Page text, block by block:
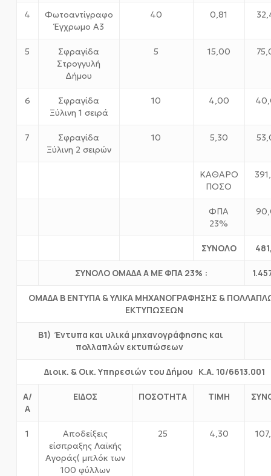
4
Φωτοαντίγραφο
Έγχρωμο Α3
40 0,81
5
Σφραγίδα
Στρογγυλή
Δήμου
5 15,00
6
Σφραγίδα
Ξύλινη 1 σειρά
10 4,00
7
Σφραγίδα
Ξύλινη 2 σειρών
10 5,30
ΚΑΘΑΡΟ
ΠΟΣΟ
ΦΠΑ
23%
ΣΥΝΟΛΟ
ΣΥΝΟΛΟ ΟΜΑΔΑ Α ΜΕ ΦΠΑ 23% :
ΟΜΑΔΑ Β ΕΝΤΥΠΑ & ΥΛΙΚΑ ΜΗΧΑΝΟΓΡΑΦΗΣΗΣ &
ΕΚΤΥΠΩΣΕΩΝ
Β1) Έντυπα και υλικά μηχανογράφησης και
πολλαπλών εκτυπώσεων
Διοικ. & Οικ. Υπηρεσιών του Δήμου Κ.Α. 10/6613.001
Α/
Α
ΕΙΔΟΣ ΠΟΣΟΤΗΤΑ ΤΙΜΗ
1
Αποδείξεις
είσπραξης Λαϊκής
Αγοράς( μπλόκ των
100 φύλλων
25 4,30